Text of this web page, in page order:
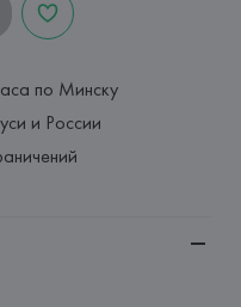
по Минску
и России